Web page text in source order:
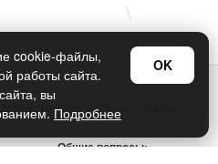
персональных данных
Общие вопросы:
cookie-файлы,
работы сайта.
вы
Подробнее
OK